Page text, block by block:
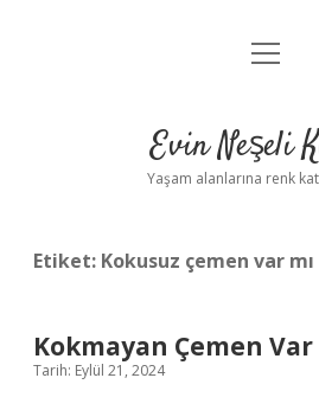
Anasayfa
Yasal Uyarı
menüyü
Evin Neşeli
Yaşam alanlarına renk
Etiket: Kokusuz çemen var mı
Kokmayan Çemen Var
Tarih: Eylül 21, 2024